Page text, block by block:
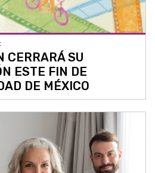
CERRARÁ SU
ESTE FIN DE
DE MÉXICO